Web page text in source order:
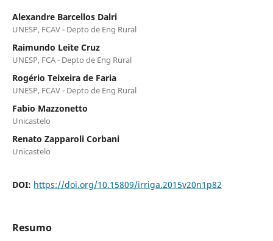
Alexandre Barcellos Dalri
UNESP, FCAV - Depto de Eng Rural
Raimundo Leite Cruz
UNESP, FCA - Depto de Eng Rural
Rogério Teixeira de Faria
UNESP, FCAV - Depto de Eng Rural
Fabio Mazzonetto
Unicastelo
Renato Zapparoli Corbani
Unicastelo
DOI: https://doi.org/10.15809/irriga.2015v20n1p82
Resumo